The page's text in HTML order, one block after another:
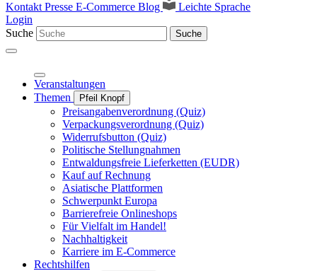
Kontakt Presse E-Commerce Blog
Leichte Sprache
Login
Suche
Suche
Veranstaltungen
Themen
Pfeil Knopf
Preisangabenverordnung (Quiz)
Verpackungsverordnung (Quiz)
Widerrufsbutton (Quiz)
Politische Stellungnahmen
Entwaldungsfreie Lieferketten (EUDR)
Kauf auf Rechnung
Asiatische Plattformen
Schwerpunkt Europa
Barrierefreie Onlineshops
Für Vielfalt im Handel!
Nachhaltigkeit
Karriere im E-Commerce
Rechtshilfen